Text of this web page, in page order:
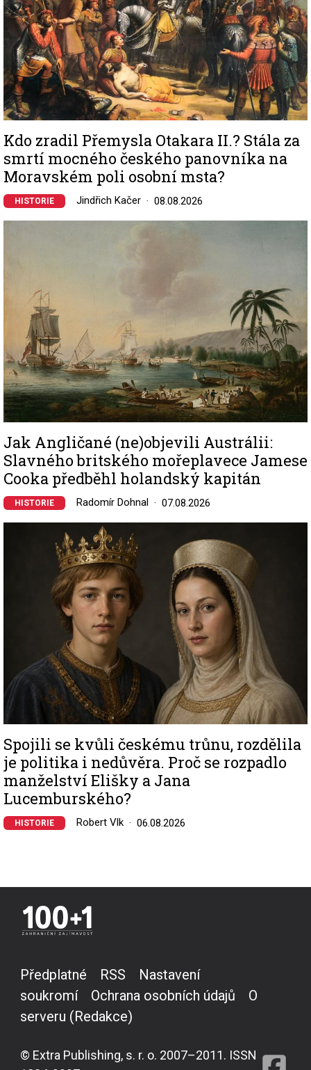
Kdo zradil Přemysla Otakara II.? Stála za
smrtí mocného českého panovníka na
Moravském poli osobní msta?
HISTORIE Jindřich Kačer 08.08.2026
Jak Angličané (ne)objevili Austrálii:
Slavného britského mořeplavece Jamese
Cooka předběhl holandský kapitán
HISTORIE Radomír Dohnal 07.08.2026
Spojili se kvůli českému trůnu, rozdělila
je politika i nedůvěra. Proč se rozpadlo
manželství Elišky a Jana
Lucemburského?
HISTORIE Robert Vlk 06.08.2026
Předplatné RSS
Nastavení
soukromí
Ochrana osobních údajů
O
serveru (Redakce)
© Extra Publishing, s. r. o. 2007–2011. ISSN